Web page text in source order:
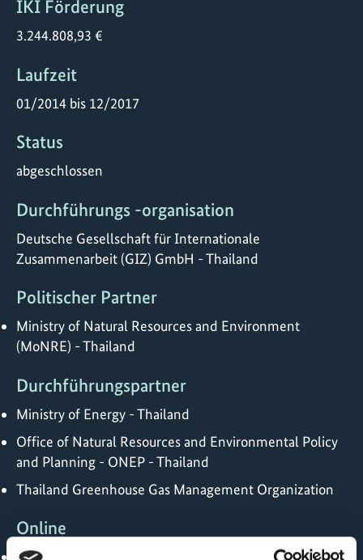
IKI Förderung
3.244.808,93 €
Laufzeit
01/2014 bis 12/2017
Status
abgeschlossen
Durchführungs -organisation
Deutsche Gesellschaft für Internationale
Zusammenarbeit (GIZ) GmbH - Thailand
Politischer Partner
Ministry of Natural Resources and Environment
(MoNRE) - Thailand
Durchführungspartner
Ministry of Energy - Thailand
Office of Natural Resources and Environmental Policy
and Planning - ONEP - Thailand
Thailand Greenhouse Gas Management Organization
Online